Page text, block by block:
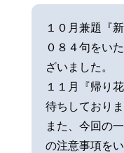
１０月兼題『
０８４句をい
ざいました。
１１月『帰り
待ちしておりま
また、今回の
の注意事項を